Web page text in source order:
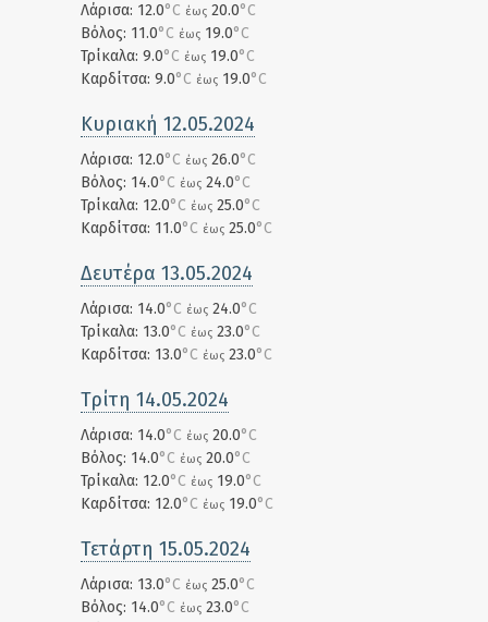
Λάρισα: 12.0°C έως 20.0°C
Βόλος: 11.0°C έως 19.0°C
Τρίκαλα: 9.0°C έως 19.0°C
Καρδίτσα: 9.0°C έως 19.0°C
Κυριακή 12.05.2024
Λάρισα: 12.0°C έως 26.0°C
Βόλος: 14.0°C έως 24.0°C
Τρίκαλα: 12.0°C έως 25.0°C
Καρδίτσα: 11.0°C έως 25.0°C
Δευτέρα 13.05.2024
Λάρισα: 14.0°C έως 24.0°C
Τρίκαλα: 13.0°C έως 23.0°C
Καρδίτσα: 13.0°C έως 23.0°C
Τρίτη 14.05.2024
Λάρισα: 14.0°C έως 20.0°C
Βόλος: 14.0°C έως 20.0°C
Τρίκαλα: 12.0°C έως 19.0°C
Καρδίτσα: 12.0°C έως 19.0°C
Τετάρτη 15.05.2024
Λάρισα: 13.0°C έως 25.0°C
Βόλος: 14.0°C έως 23.0°C